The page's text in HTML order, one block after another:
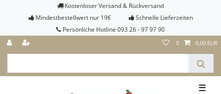
Kostenloser Versand & Rückversand
Mindestbestellwert nur 19€
Schnelle Lieferzeiten
Persönliche Hotline 093 26 - 97 97 90
0 0,00 EUR
☰